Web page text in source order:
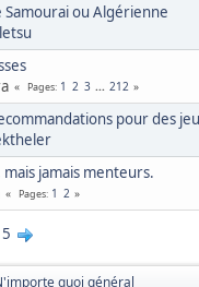
Samourai ou Algérienne
Pages 1 2 3 ... 212
pour des
jamais menteurs.
Pages 1 2
quoi général